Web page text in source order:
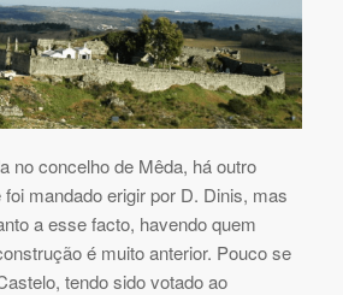
no concelho de Mêda, há outro
mandado erigir por D. Dinis, mas
a esse facto, havendo quem
é muito anterior. Pouco se
tendo sido votado ao